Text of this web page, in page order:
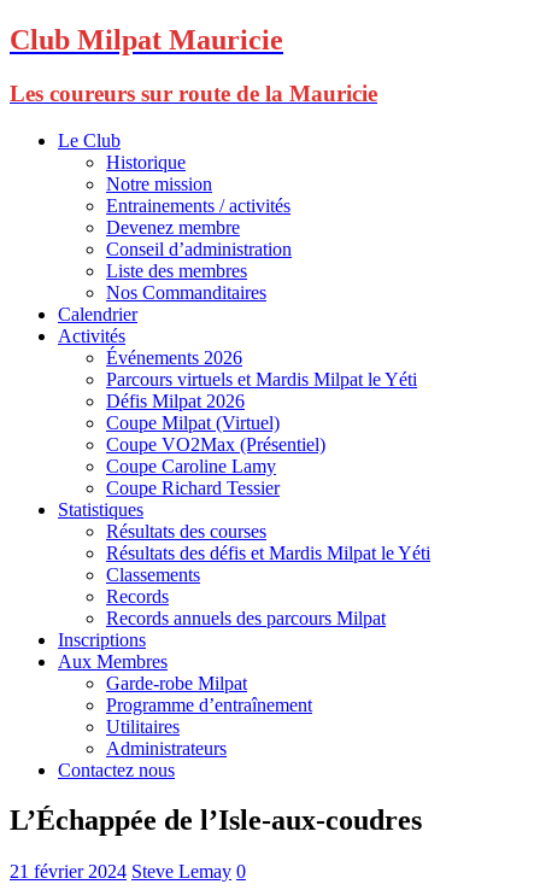
Club Milpat Mauricie
Les coureurs sur route de la Mauricie
Le Club
Historique
Notre mission
Entrainements / activités
Devenez membre
Conseil d’administration
Liste des membres
Nos Commanditaires
Calendrier
Activités
Événements 2026
Parcours virtuels et Mardis Milpat le Yéti
Défis Milpat 2026
Coupe Milpat (Virtuel)
Coupe VO2Max (Présentiel)
Coupe Caroline Lamy
Coupe Richard Tessier
Statistiques
Résultats des courses
Résultats des défis et Mardis Milpat le Yéti
Classements
Records
Records annuels des parcours Milpat
Inscriptions
Aux Membres
Garde-robe Milpat
Programme d’entraînement
Utilitaires
Administrateurs
Contactez nous
L’Échappée de l’Isle-aux-coudres
21 février 2024 Steve Lemay 0